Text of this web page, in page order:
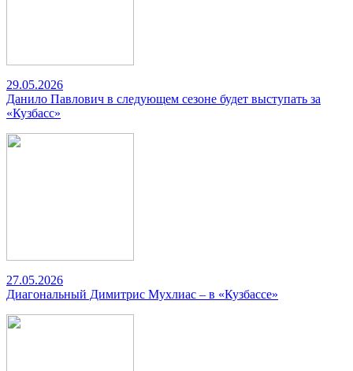
29.05.2026
Данило Павлович в следующем сезоне будет выступать за
«Кузбасс»
27.05.2026
Диагональный Димитрис Мухлиас – в «Кузбассе»